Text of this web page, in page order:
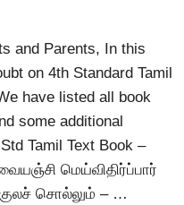
and Parents, In this
on 4th Standard Tamil
have listed all book
some additional
Tamil Text Book –
மெய்விதிர்ப்பார்
சொல்லும் – …